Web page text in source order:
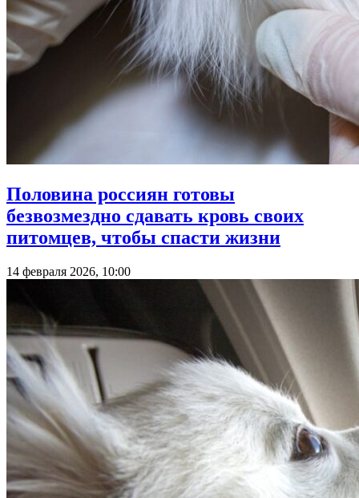
Половина россиян готовы
безвозмездно сдавать кровь своих
питомцев, чтобы спасти жизни
14 февраля 2026, 10:00